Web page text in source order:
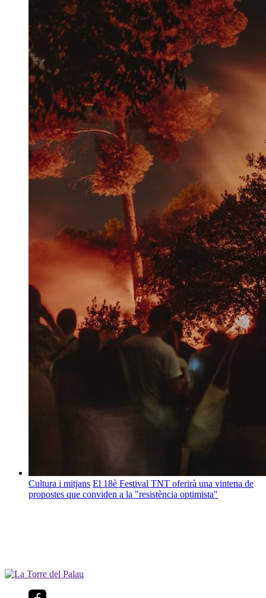
Cultura i mitjans El 18è Festival TNT oferirà una vintena de
propostes que conviden a la "resistència optimista"